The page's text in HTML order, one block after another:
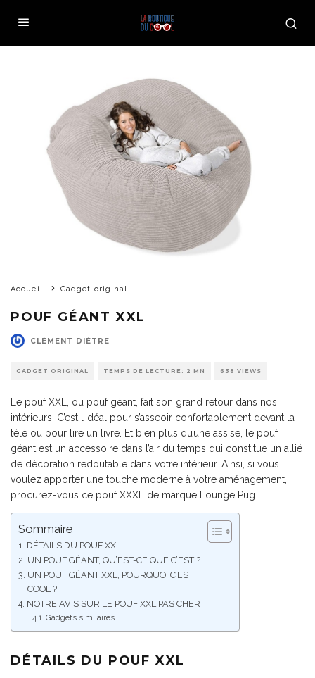
Accueil Gadget original
POUF GÉANT XXL
CLÉMENT DIÈTRE
GADGET ORIGINAL TEMPS DE LECTURE: 2 MN 638 VIEWS
Le pouf XXL, ou pouf géant, fait son grand retour dans nos
intérieurs. C’est l’idéal pour s’asseoir confortablement devant la
télé ou pour lire un livre. Et bien plus qu’une assise, le pouf
géant est un accessoire dans l’air du temps qui constitue un allié
de décoration redoutable dans votre intérieur. Ainsi, si vous
voulez apporter une touche moderne à votre aménagement,
procurez-vous ce pouf XXXL de marque Lounge Pug.
Sommaire
DÉTAILS DU POUF XXL
UN POUF GÉANT, QU’EST-CE QUE C’EST ?
UN POUF GÉANT XXL, POURQUOI C’EST
COOL ?
NOTRE AVIS SUR LE POUF XXL PAS CHER
Gadgets similaires
DÉTAILS DU POUF XXL